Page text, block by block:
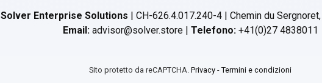
Solver Enterprise Solutions | CH-626.4.017.240-4 | Chemin du
Email:advisor@solver.store | Telefono:+41(0)27 4838011
Sito protetto da reCAPTCHA. Privacy - Termini e condizioni